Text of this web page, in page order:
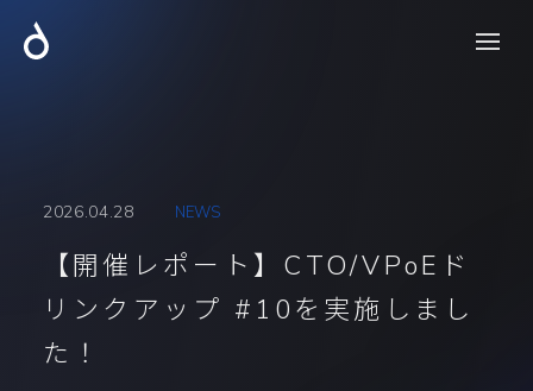
2026.04.28 NEWS
【開催レポート】CTO/VPoEド
リンクアップ #10を実施しまし
た！